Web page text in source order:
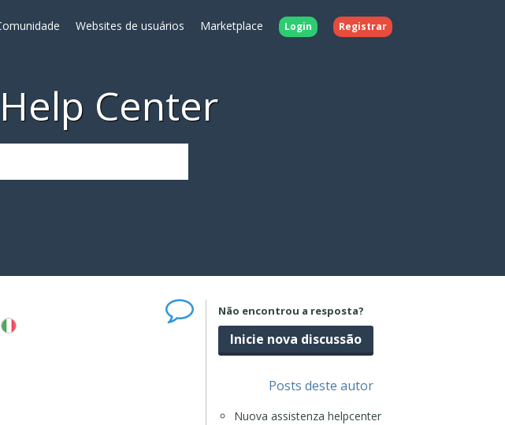
Websites de usuários Marketplace Login Registrar
Help Center
Não encontrou a resposta?
Inicie nova discussão
Posts deste autor
Nuova assistenza helpcenter